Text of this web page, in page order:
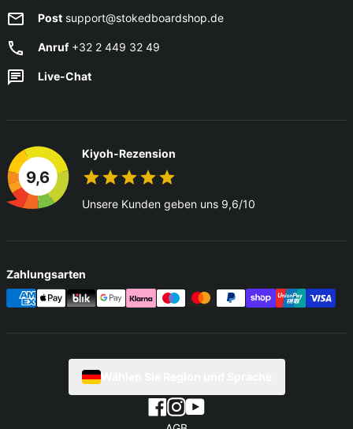
Post support@stokedboardshop.de
Anruf+32 2 449 32 49
Live-Chat
9,6
Kiyoh-Rezension
Unsere Kunden geben uns 9,6/10
Zahlungsarten
Wählen Sie Region und Sprache